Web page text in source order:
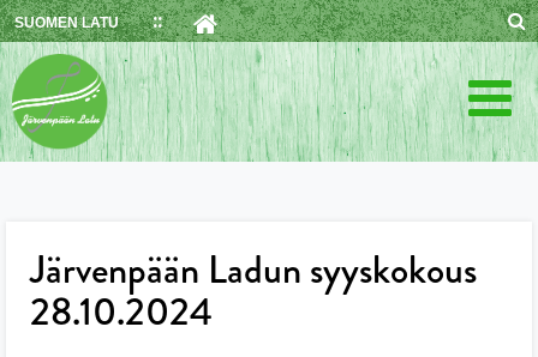
Skip
to
content
SUOMEN LATU
Järvenpään Ladun syyskokous
28.10.2024